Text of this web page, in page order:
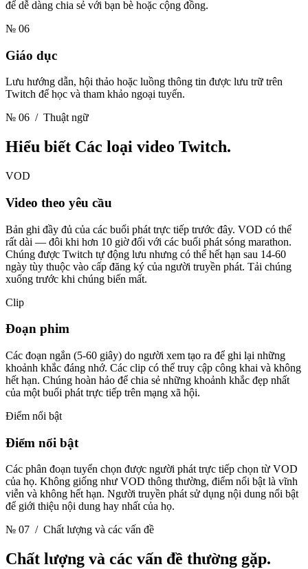
để dễ dàng chia sẻ với bạn bè hoặc cộng đồng.
№ 06
Giáo dục
Lưu hướng dẫn, hội thảo hoặc luồng thông tin được lưu trữ trên
Twitch để học và tham khảo ngoại tuyến.
№ 06 / Thuật ngữ
Hiểu biết Các loại video Twitch.
VOD
Video theo yêu cầu
Bản ghi đầy đủ của các buổi phát trực tiếp trước đây. VOD có thể
rất dài — đôi khi hơn 10 giờ đối với các buổi phát sóng marathon.
Chúng được Twitch tự động lưu nhưng có thể hết hạn sau 14-60
ngày tùy thuộc vào cấp đăng ký của người truyền phát. Tải chúng
xuống trước khi chúng biến mất.
Clip
Đoạn phim
Các đoạn ngắn (5-60 giây) do người xem tạo ra để ghi lại những
khoảnh khắc đáng nhớ. Các clip có thể truy cập công khai và không
hết hạn. Chúng hoàn hảo để chia sẻ những khoảnh khắc đẹp nhất
của một buổi phát trực tiếp trên mạng xã hội.
Điểm nổi bật
Điểm nổi bật
Các phân đoạn tuyển chọn được người phát trực tiếp chọn từ VOD
của họ. Không giống như VOD thông thường, điểm nổi bật là vĩnh
viễn và không hết hạn. Người truyền phát sử dụng nội dung nổi bật
để giới thiệu nội dung hay nhất của họ.
№ 07 / Chất lượng và các vấn đề
Chất lượng và các vấn đề thường gặp.